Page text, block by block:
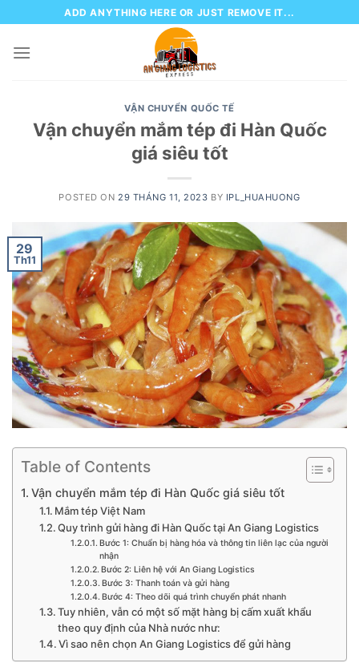
to
content
ADD ANYTHING HERE OR JUST REMOVE IT...
VẬN CHUYỂN QUỐC TẾ
Vận chuyển mắm tép đi Hàn Quốc
giá siêu tốt
POSTED ON 29 THÁNG 11, 2023 BY IPL_HUAHUONG
29
Th11
Table of Contents
Vận chuyển mắm tép đi Hàn Quốc giá siêu tốt
Mắm tép Việt Nam
Quy trình gửi hàng đi Hàn Quốc tại An Giang Logistics
Bước 1: Chuẩn bị hàng hóa và thông tin liên lạc của người
nhận
Bước 2: Liên hệ với An Giang Logistics
Bước 3: Thanh toán và gửi hàng
Bước 4: Theo dõi quá trình chuyển phát nhanh
Tuy nhiên, vẫn có một số mặt hàng bị cấm xuất khẩu
theo quy định của Nhà nước như:
Vì sao nên chọn An Giang Logistics để gửi hàng